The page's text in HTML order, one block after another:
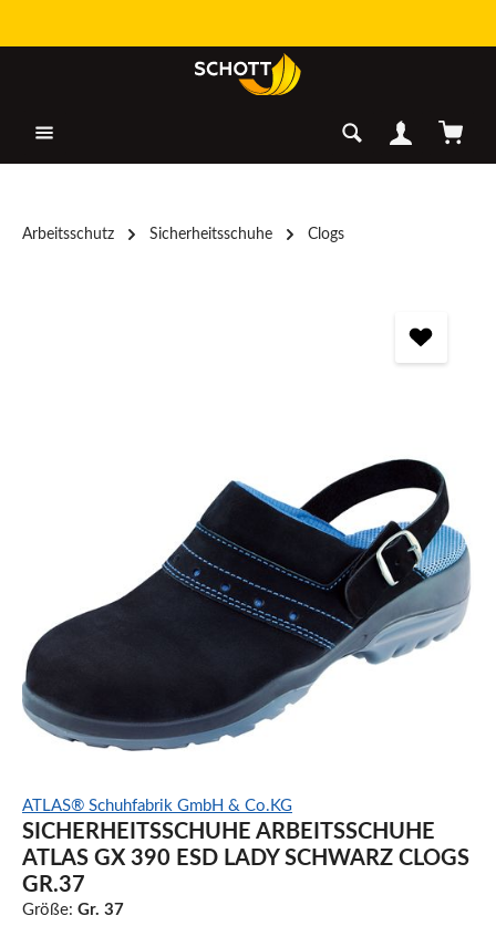
Arbeitsschutz Sicherheitsschuhe Clogs
ATLAS® Schuhfabrik GmbH & Co.KG
SICHERHEITSSCHUHE ARBEITSSCHUHE
ATLAS GX 390 ESD LADY SCHWARZ CLOGS
GR.37
Größe: Gr. 37